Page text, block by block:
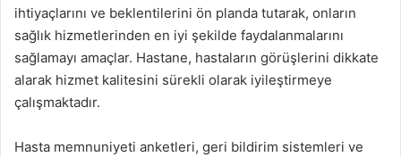
ihtiyaçlarını ve beklentilerini ön planda tutarak, onların
sağlık hizmetlerinden en iyi şekilde faydalanmalarını
sağlamayı amaçlar. Hastane, hastaların görüşlerini dikkate
alarak hizmet kalitesini sürekli olarak iyileştirmeye
çalışmaktadır.
Hasta memnuniyeti anketleri, geri bildirim sistemleri ve